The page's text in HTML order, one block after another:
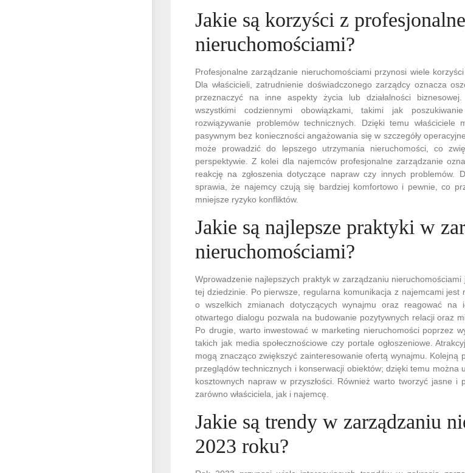
Jakie są korzyści z
nieruchomościami?
Profesjonalne zarządzanie nieruchomościami przynosi wiele
Dla właścicieli, zatrudnienie doświadczonego zarządcy oznacza
przeznaczyć na inne aspekty życia lub działalności
wszystkimi codziennymi obowiązkami, takimi jak
rozwiązywanie problemów technicznych. Dzięki temu
pasywnym bez konieczności angażowania się w szczegóły
może prowadzić do lepszego utrzymania nieruchomości, co
perspektywie. Z kolei dla najemców profesjonalne zarządzanie
reakcję na zgłoszenia dotyczące napraw czy innych problemów.
sprawia, że najemcy czują się bardziej komfortowo i pewnie, co
mniejsze ryzyko konfliktów.
Jakie są najlepsze praktyki w
nieruchomościami?
Wprowadzenie najlepszych praktyk w zarządzaniu
tej dziedzinie. Po pierwsze, regularna komunikacja z najemcami jest
o wszelkich zmianach dotyczących wynajmu oraz reagować na
otwartego dialogu pozwala na budowanie pozytywnych relacji oraz
Po drugie, warto inwestować w marketing nieruchomości poprzez
takich jak media społecznościowe czy portale ogłoszeniowe.
mogą znacząco zwiększyć zainteresowanie ofertą wynajmu. Kolejną
przeglądów technicznych i konserwacji obiektów; dzięki temu można
kosztownych napraw w przyszłości. Również warto tworzyć jasne i
zarówno właściciela, jak i najemcę.
Jakie są trendy w zarządzaniu
2023 roku?